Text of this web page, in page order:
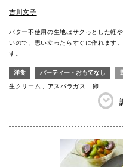
吉川文子
バター不使用の生地はサクっとした軽
いので、思い立ったらすぐに作れます
す。
洋食 パーティー・おもてなし
生クリーム アスパラガス 卵